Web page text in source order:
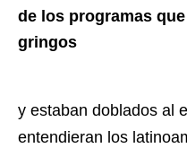
de los programas
gringos
y estaban doblados al
entendieran los